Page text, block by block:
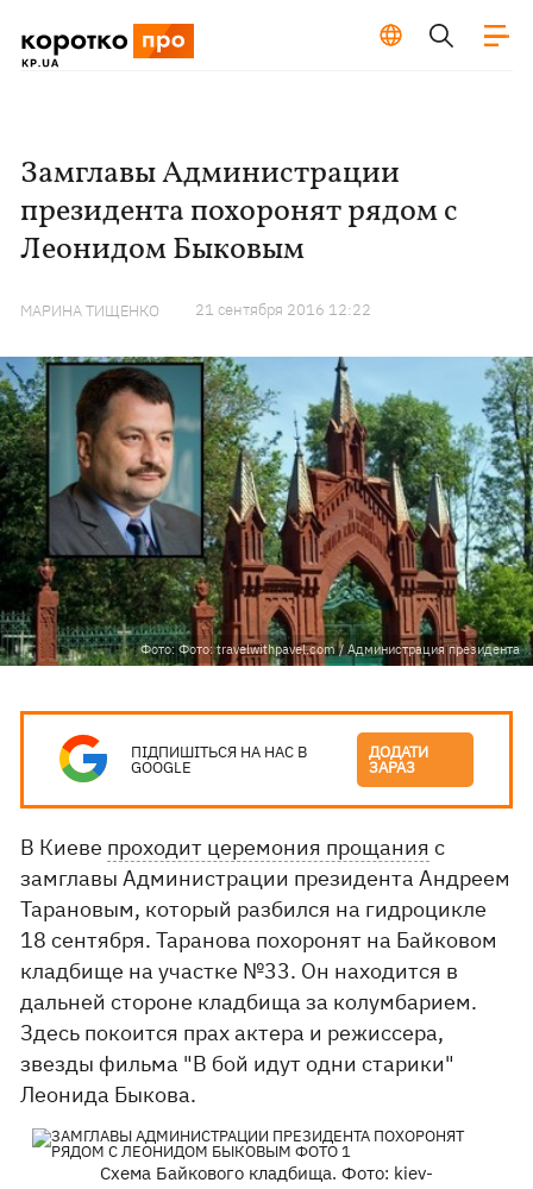
Замглавы Администрации
президента похоронят рядом с
Леонидом Быковым
МАРИНА ТИЩЕНКО 21 сентября 2016 12:22
Фото: Фото: travelwithpavel.com / Администрация президента
ПІДПИШІТЬСЯ НА НАС В
GOOGLE
ДОДАТИ
ЗАРАЗ
В Киеве проходит церемония прощания с
замглавы Администрации президента Андреем
Тарановым, который разбился на гидроцикле
18 сентября. Таранова похоронят на Байковом
кладбище на участке №33. Он находится в
дальней стороне кладбища за колумбарием.
Здесь покоится прах актера и режиссера,
звезды фильма "В бой идут одни старики"
Леонида Быкова.
Схема Байкового кладбища. Фото: kiev-